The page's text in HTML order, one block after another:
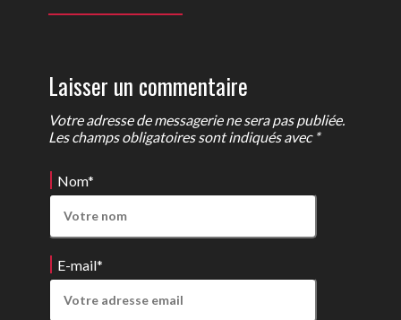
Laisser un commentaire
Votre adresse de messagerie ne sera pas publiée.
Les champs obligatoires sont indiqués avec *
Nom*
E-mail*